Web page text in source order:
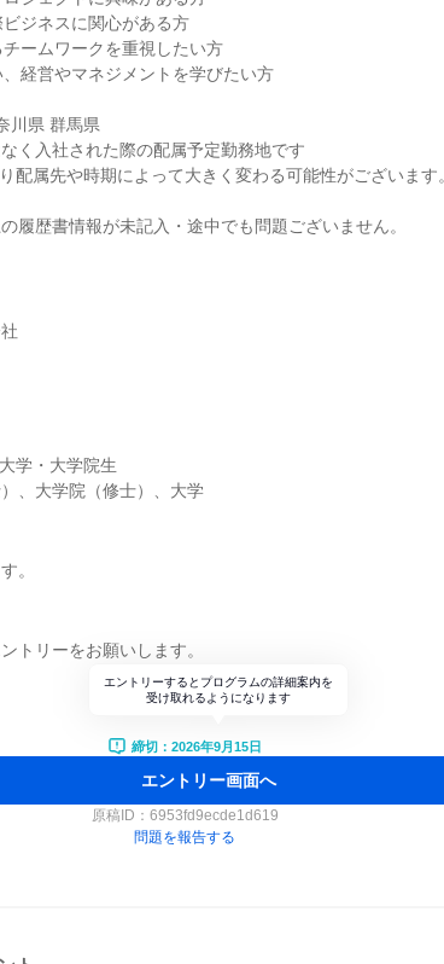
ジネスに関心がある方
ームワークを重視したい方
経営やマネジメントを学びたい方
川県 群馬県
く入社された際の配属予定勤務地です
属先や時期によって大きく変わる可能性がございます。
履歴書情報が未記入・途中でも問題ございません。
学・大学院生
、大学院（修士）、大学
。
トリーをお願いします。
エントリーするとプログラムの詳細案内を
受け取れるようになります
締切：2026年9月15日
エントリー画面へ
原稿ID： 6953fd9ecde1d619
問題を報告する